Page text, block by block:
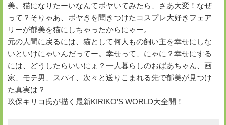
美。猫になりたーいなんてボヤいてみたら、さあ大変！なぜ
って？そりゃあ、ボヤきを聞きつけたコスプレ大好きフェア
リーが郁美を猫にしちゃったからにゃー。
元の人間に戻るには、猫として何人もの飼い主を幸せにしな
いといけにゃいんだってー。幸せって、にゃに？幸せにする
には、どうしたらいいにょ？一人暮らしのおばあちゃん、画
家、モテ男、スパイ、次々と送りこまれる先で郁美が見つけ
た真実は？
玖保キリコ氏が描く最新KIRIKO’S WORLD大全開！